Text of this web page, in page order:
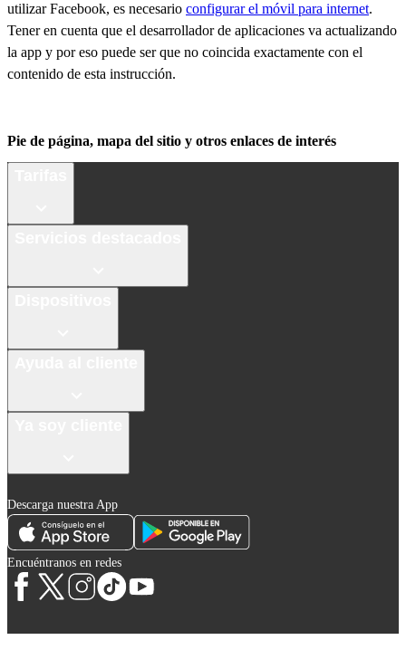
utilizar Facebook, es necesario configurar el móvil para internet.
Tener en cuenta que el desarrollador de aplicaciones va actualizando
la app y por eso puede ser que no coincida exactamente con el
contenido de esta instrucción.
Pie de página, mapa del sitio y otros enlaces de interés
Descarga nuestra App
Encuéntranos en redes